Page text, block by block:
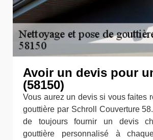
Avoir un devis pour
(58150)
Vous aurez un devis si vous faites
gouttière par Schroll Couverture
de toujours fournir un devis
gouttière personnalisé à